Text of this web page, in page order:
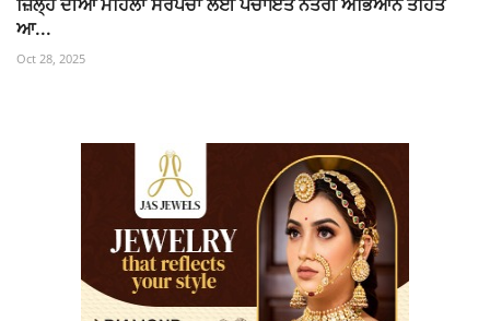
ਜ਼ਿਲ੍ਹੇ ਦੀਆਂ ਮਹਿਲਾ ਸਰਪੰਚਾਂ ਲਈ ਪੰਚਾਇਤ ਨੇਤਰੀ ਅਭਿਆਨ ਤਹਿਤ
ਆ...
Oct 28, 2025